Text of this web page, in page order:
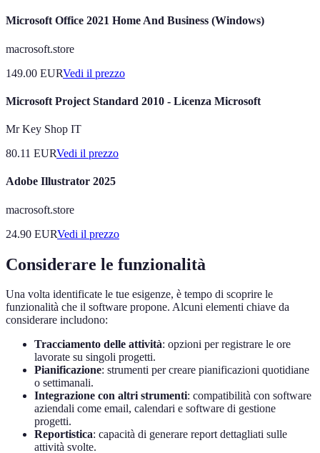
Microsoft Office 2021 Home And Business (Windows)
macrosoft.store
149.00 EURVedi il prezzo
Microsoft Project Standard 2010 - Licenza Microsoft
Mr Key Shop IT
80.11 EURVedi il prezzo
Adobe Illustrator 2025
macrosoft.store
24.90 EURVedi il prezzo
Considerare le funzionalità
Una volta identificate le tue esigenze, è tempo di scoprire le
funzionalità che il software propone. Alcuni elementi chiave da
considerare includono:
Tracciamento delle attività: opzioni per registrare le ore
lavorate su singoli progetti.
Pianificazione: strumenti per creare pianificazioni quotidiane
o settimanali.
Integrazione con altri strumenti: compatibilità con software
aziendali come email, calendari e software di gestione
progetti.
Reportistica: capacità di generare report dettagliati sulle
attività svolte.